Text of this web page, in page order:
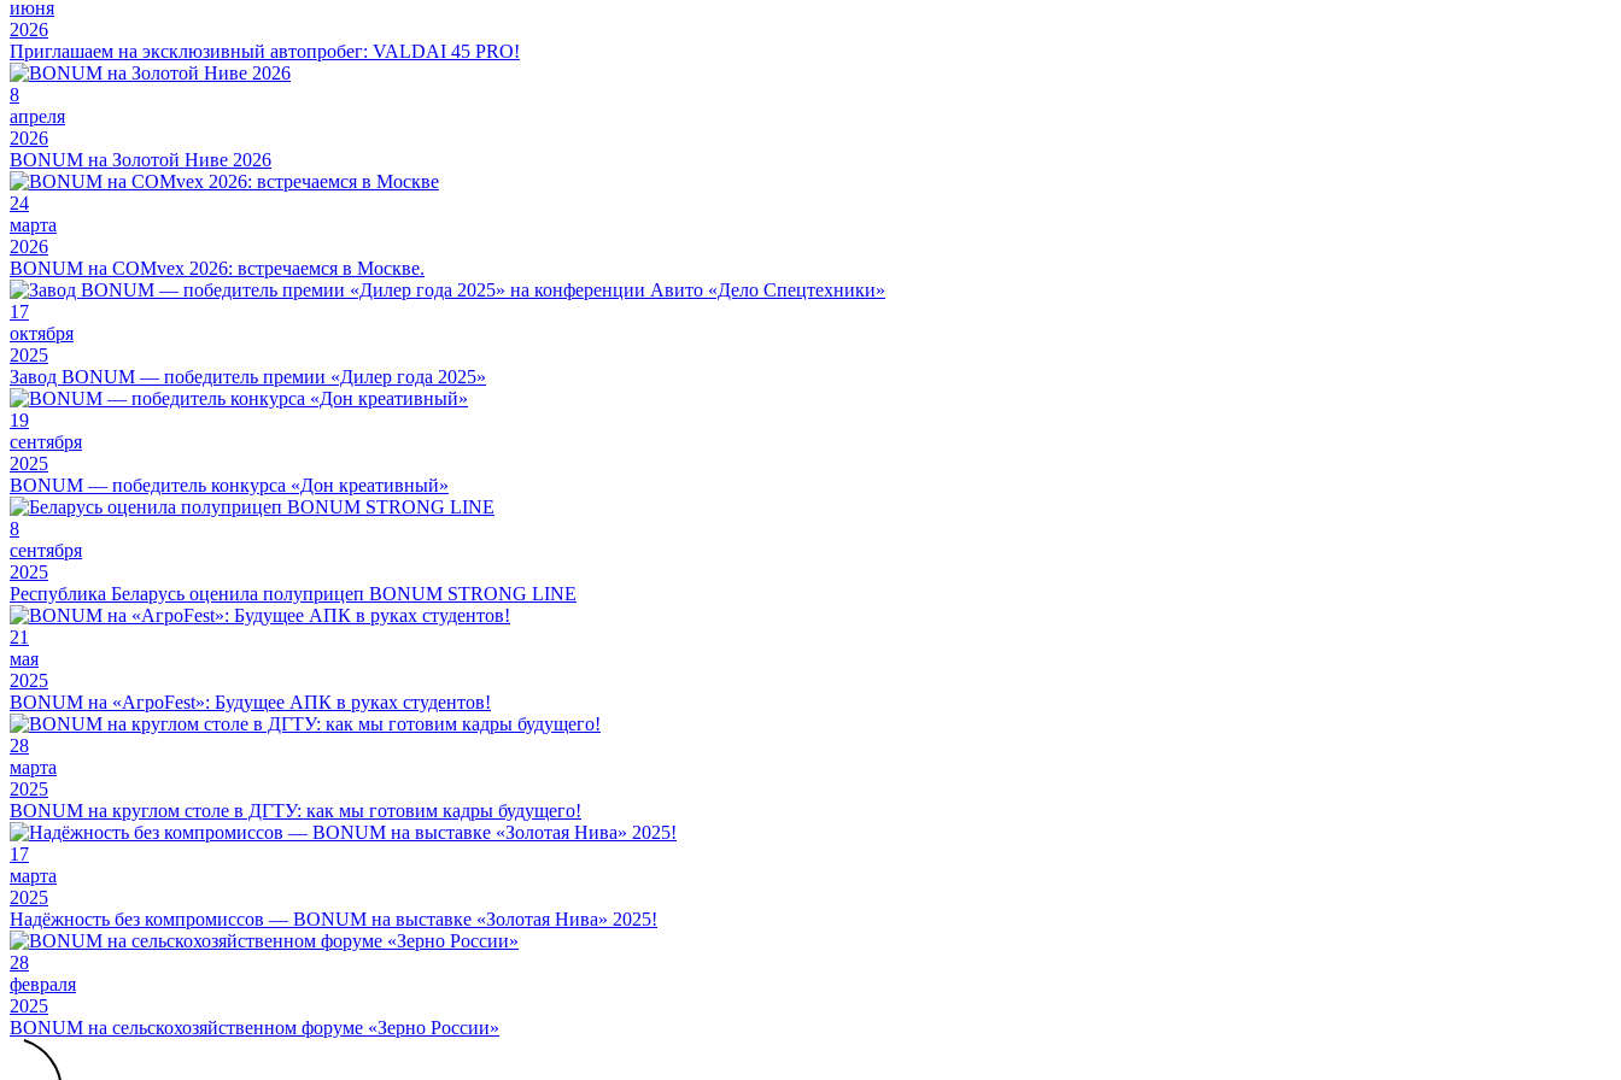
июня
2026
Приглашаем на эксклюзивный автопробег: VALDAI 45 PRO!
8
апреля
2026
BONUM на Золотой Ниве 2026
24
марта
2026
BONUM на COMvex 2026: встречаемся в Москве.
17
октября
2025
Завод BONUM — победитель премии «Дилер года 2025»
19
сентября
2025
BONUM — победитель конкурса «Дон креативный»
8
сентября
2025
Республика Беларусь оценила полуприцеп BONUM STRONG LINE
21
мая
2025
BONUM на «АгроFest»: Будущее АПК в руках студентов!
28
марта
2025
BONUM на круглом столе в ДГТУ: как мы готовим кадры будущего!
17
марта
2025
Надёжность без компромиссов — BONUM на выставке «Золотая Нива» 2025!
28
февраля
2025
BONUM на сельскохозяйственном форуме «Зерно России»